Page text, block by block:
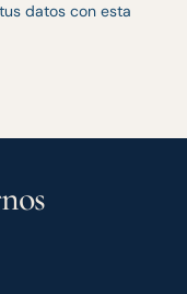
datos con esta